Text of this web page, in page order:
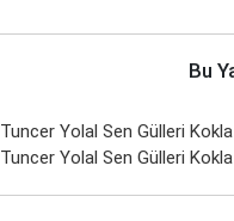
Bu
Tuncer Yolal Sen Gülleri
Tuncer Yolal Sen Gülleri